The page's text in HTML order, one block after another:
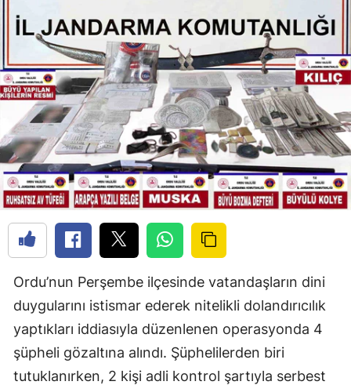
Ordu’nun Perşembe ilçesinde vatandaşların dini
duygularını istismar ederek nitelikli dolandırıcılık
yaptıkları iddiasıyla düzenlenen operasyonda 4
şüpheli gözaltına alındı. Şüphelilerden biri
tutuklanırken, 2 kişi adli kontrol şartıyla serbest